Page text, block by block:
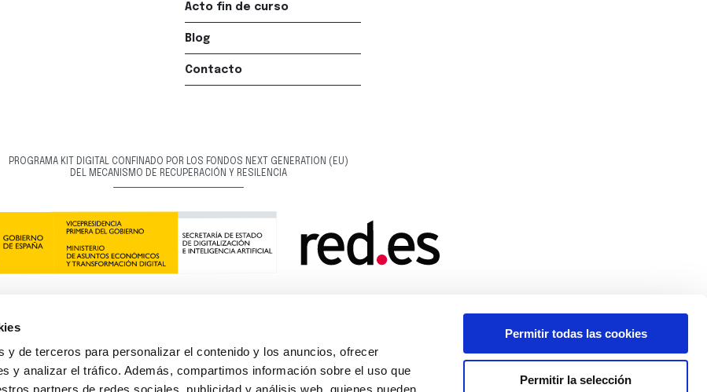
y de terceros para personalizar el contenido y los anuncios, ofrecer
y analizar el tráfico. Además, compartimos información sobre el uso que
Permitir todas las cookies
Permitir la selección
Acto fin de curso
Blog
Contacto
PROGRAMA KIT DIGITAL CONFINADO POR LOS FONDOS NEXT GENERATION (EU)
DEL MECANISMO DE RECUPERACIÓN Y RESILENCIA
- NextGenerationEU. Sin embargo, los puntos de vista y las opiniones expresadas son únicamente los del autor o autores
responsables de las mismas